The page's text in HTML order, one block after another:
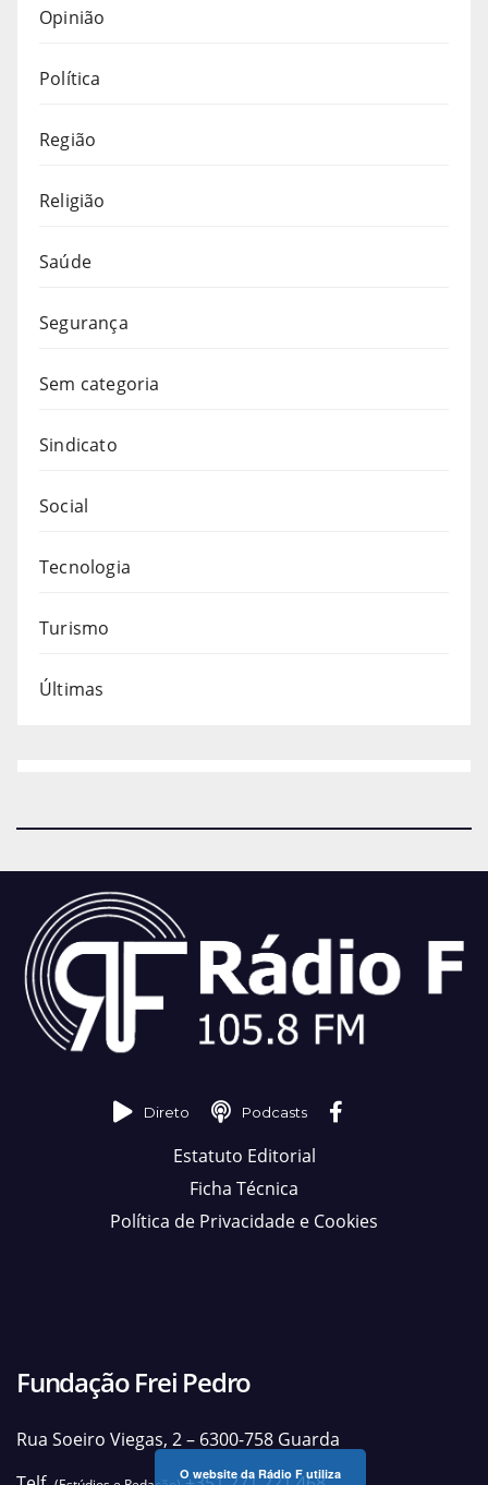
Opinião
Política
Região
Religião
Saúde
Segurança
Sem categoria
Sindicato
Social
Tecnologia
Turismo
Últimas
Direto Podcasts
Estatuto Editorial
Ficha Técnica
Política de Privacidade e Cookies
Fundação Frei Pedro
Rua Soeiro Viegas, 2 – 6300-758 Guarda
O website da Rádio F utiliza